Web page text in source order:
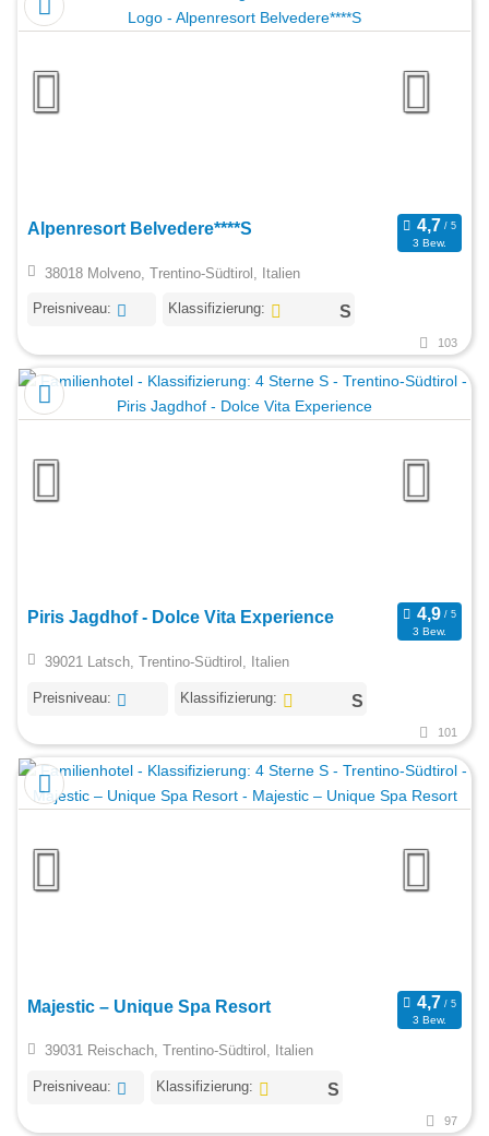
Alpenresort Belvedere****S
3 Bew.
38018 Molveno, Trentino-Südtirol, Italien
Preisniveau: Klassifizierung:
103
Piris Jagdhof - Dolce Vita Experience
3 Bew.
39021 Latsch, Trentino-Südtirol, Italien
Preisniveau: Klassifizierung:
101
Majestic – Unique Spa Resort
3 Bew.
39031 Reischach, Trentino-Südtirol, Italien
Preisniveau: Klassifizierung:
97